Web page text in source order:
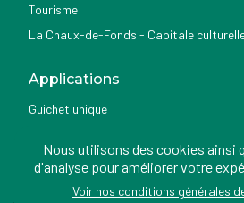
Tourisme
La Chaux-de-Fonds - Capitale
Applications
Guichet unique
Nemo news
Nous utilisons des cookies ainsi
d'analyse pour améliorer votre
Voir nos conditions générales